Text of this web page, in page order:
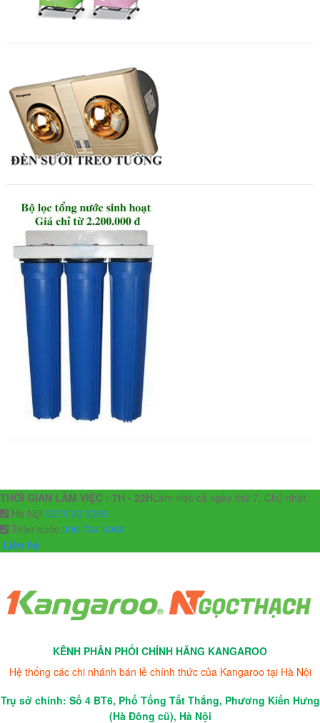
THỜI GIAN LÀM VIỆC : 7H - 22HLàm việc cả ngày thứ 7, Chủ nhật
Hà Nội 0378 90 3366
Toàn quốc 096 734 6068
Liên hệ
KÊNH PHÂN PHỐI CHÍNH HÃNG KANGAROO
Hệ thống các chi nhánh bán lẻ chính thức của Kangaroo tại Hà Nội
Trụ sở chính: Số 4 BT6, Phố Tống Tất Thắng, Phương Kiến Hưng
(Hà Đông cũ), Hà Nội